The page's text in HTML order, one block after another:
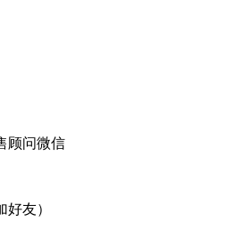
顾问微信
好友）